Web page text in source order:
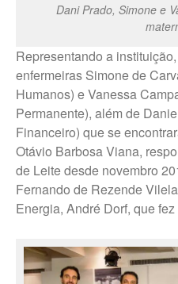
Dani Prado, Simone e
Representando a
enfermeiras Simone de
Humanos) e Vanessa
Permanente), além de
Financeiro) que se
Otávio Barbosa Viana,
de Leite desde novembro
Fernando de Rezende
Energia, André Dorf, que